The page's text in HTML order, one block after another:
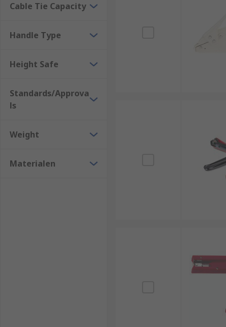
Cable Tie Capacity
Handle Type
Height Safe
Standards/Approva
ls
Weight
Materialen